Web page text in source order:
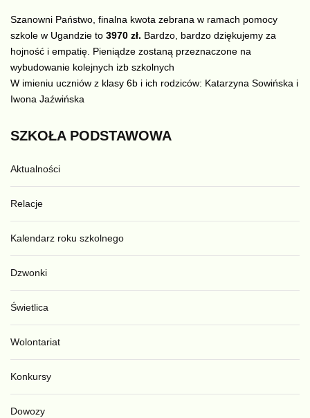
Szanowni Państwo, finalna kwota zebrana w ramach pomocy
szkole w Ugandzie to 3970 zł. Bardzo, bardzo dziękujemy za
hojność i empatię. Pieniądze zostaną przeznaczone na
wybudowanie kolejnych izb szkolnych
W imieniu uczniów z klasy 6b i ich rodziców: Katarzyna Sowińska i
Iwona Jaźwińska
SZKOŁA PODSTAWOWA
Aktualności
Relacje
Kalendarz roku szkolnego
Dzwonki
Świetlica
Wolontariat
Konkursy
Dowozy